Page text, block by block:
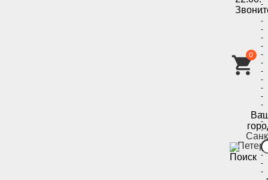
-
-
-
-
-
-
-
-
-
-
-
-
-
-
-
-
-
-
-
-
-
0